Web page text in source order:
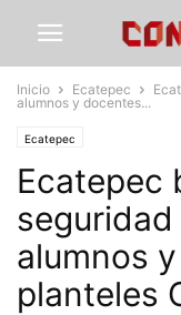
Inicio Ecatepec
alumnos y docentes...
Ecatepec
Ecatepec
seguridad
alumnos
planteles